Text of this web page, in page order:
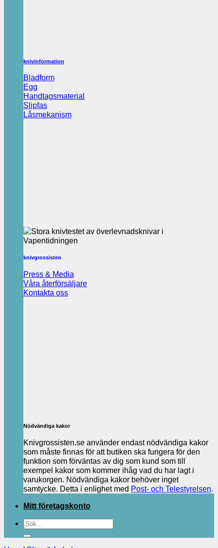
knivinformation
Bladform
Egg
Handtagsmaterial
Slipfas
Låsmekanism
knivgrossisten
Press & Media
Våra återförsäljare
Kontakta oss
Nödvändiga kakor
Knivgrossisten.se använder endast nödvändiga kakor
som måste finnas för att butiken ska fungera för den
funktion som förväntas av dig som kund som till
exempel kakor som kommer ihåg vad du har lagt i
varukorgen. Nödvändiga kakor behöver inget
samtycke. Detta i enlighet med Post- och Telestyrelsen.
Mitt företagskonto
Sök
efter: